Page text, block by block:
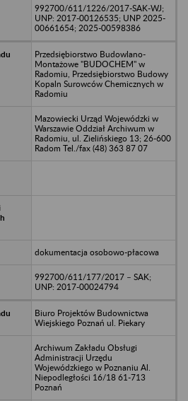
992700/611/1226/2017-SAK-WJ;
UNP: 2017-00126535; UNP 2025-
00661654; 2025-00598386
Przedsiębiorstwo Budowlano-
Montażowe "BUDOCHEM" w
Radomiu, Przedsiębiorstwo Budowy
Kopaln Surowców Chemicznych w
Radomiu
Mazowiecki Urząd Wojewódzki w
Warszawie Oddział Archiwum w
Radomiu, ul. Zielińskiego 13; 26-600
Radom Tel./fax (48) 363 87 07
dokumentacja osobowo-płacowa
992700/611/177/2017 – SAK;
UNP: 2017-00024794
Biuro Projektów Budownictwa
Wiejskiego Poznań ul. Piekary
Archiwum Zakładu Obsługi
Administracji Urzędu
Wojewódzkiego w Poznaniu Al.
Niepodległości 16/18 61-713
Poznań